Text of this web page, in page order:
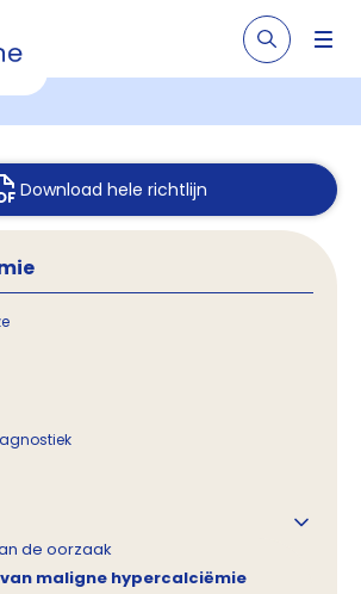
Download hele richtlijn
de oorzaak
maligne hypercalciëmie